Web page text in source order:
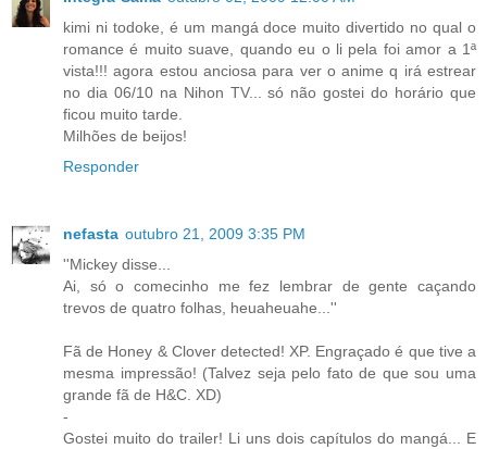
kimi ni todoke, é um mangá doce muito divertido no qual o
romance é muito suave, quando eu o li pela foi amor a 1ª
vista!!! agora estou anciosa para ver o anime q irá estrear
no dia 06/10 na Nihon TV... só não gostei do horário que
ficou muito tarde.
Milhões de beijos!
Responder
nefasta outubro 21, 2009 3:35 PM
''Mickey disse...
Ai, só o comecinho me fez lembrar de gente caçando
trevos de quatro folhas, heuaheuahe...''
Fã de Honey & Clover detected! XP. Engraçado é que tive a
mesma impressão! (Talvez seja pelo fato de que sou uma
grande fã de H&C. XD)
-
Gostei muito do trailer! Li uns dois capítulos do mangá... E